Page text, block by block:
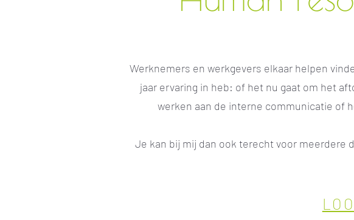
Werknemers en werkgevers elkaar helpen
jaar ervaring in heb: of het nu gaat om het
werken aan de interne communicatie of
Je kan bij mij dan ook terecht voor meerdere